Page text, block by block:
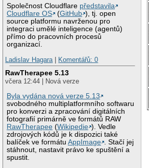
Společnost Cloudflare představila
Cloudflare OS
(GitHub ), tj. open
source platformu navrženou pro
integraci umělé inteligence (agentů)
přímo do pracovních procesů
organizací.
Ladislav Hagara
Komentářů: 0
RawTherapee 5.13
včera 12:44 | Nová verze
Byla vydána nová verze 5.13
svobodného multiplatformního softwaru
pro konverzi a zpracování digitálních
fotografií primárně ve formátů RAW
RawTherapee (Wikipedie ). Vedle
zdrojových kódů je k dispozici také
balíček ve formátuAppImage . Stačí jej
stáhnout, nastavit právo ke spuštění a
spustit.